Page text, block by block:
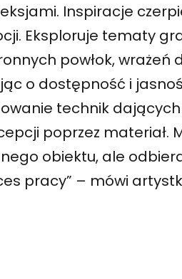
Inspiracje
Eksploruje tematy
powłok, wrażeń
o dostępność i
technik
poprzez materiał.
obiektu, ale
pracy” – mówi